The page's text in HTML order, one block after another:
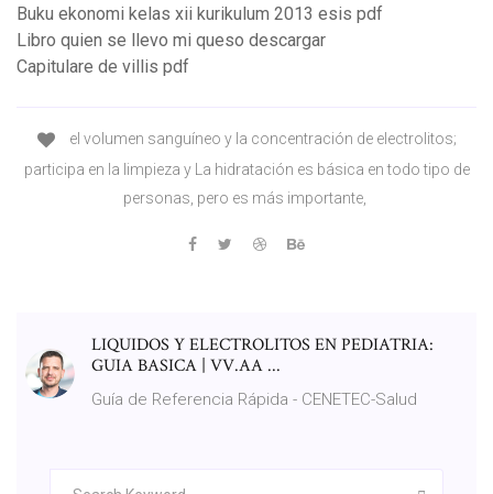
Buku ekonomi kelas xii kurikulum 2013 esis pdf
Libro quien se llevo mi queso descargar
Capitulare de villis pdf
el volumen sanguíneo y la concentración de electrolitos;
participa en la limpieza y La hidratación es básica en todo tipo de
personas, pero es más importante,
LIQUIDOS Y ELECTROLITOS EN PEDIATRIA:
GUIA BASICA | VV.AA ...
Guía de Referencia Rápida - CENETEC-Salud